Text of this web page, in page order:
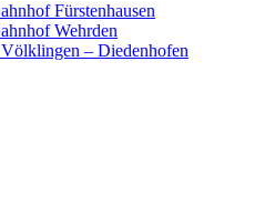
Fürstenhausen
Wehrden
Völklingen – Diedenhofen